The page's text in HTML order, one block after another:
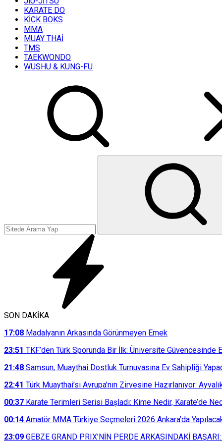
KARATE DO
KİCK BOKS
MMA
MUAY THAİ
TMS
TAEKWONDO
WUSHU & KUNG-FU
SON DAKİKA
17:08 Madalyanın Arkasında Görünmeyen Emek
23:51 TKF’den Türk Sporunda Bir İlk: Üniversite Güvencesinde
21:48 Samsun, Muaythai Dostluk Turnuvasına Ev Sahipliği
22:41 Türk Muaythai’si Avrupa’nın Zirvesine Hazırlanıyor:
00:37 Karate Terimleri Serisi Başladı: Kime Nedir, Karate’de
00:14 Amatör MMA Türkiye Seçmeleri 2026 Ankara’da
23:09 GEBZE GRAND PRIX’NİN PERDE ARKASINDAKİ